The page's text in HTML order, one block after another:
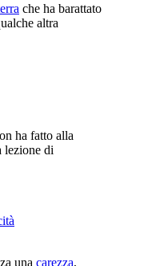
che ha barattato
altra
ha fatto alla
lezione di
una carezza,